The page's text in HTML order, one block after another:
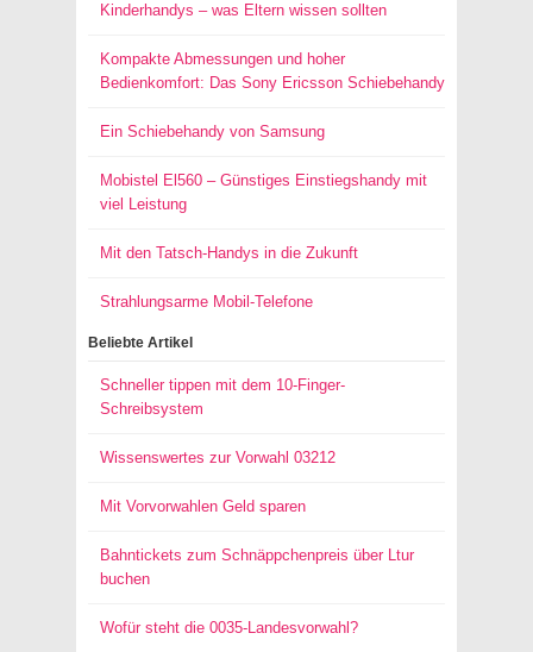
Kinderhandys – was Eltern wissen sollten
Kompakte Abmessungen und hoher
Bedienkomfort: Das Sony Ericsson Schiebehandy
Ein Schiebehandy von Samsung
Mobistel El560 – Günstiges Einstiegshandy mit
viel Leistung
Mit den Tatsch-Handys in die Zukunft
Strahlungsarme Mobil-Telefone
Beliebte Artikel
Schneller tippen mit dem 10-Finger-
Schreibsystem
Wissenswertes zur Vorwahl 03212
Mit Vorvorwahlen Geld sparen
Bahntickets zum Schnäppchenpreis über Ltur
buchen
Wofür steht die 0035-Landesvorwahl?